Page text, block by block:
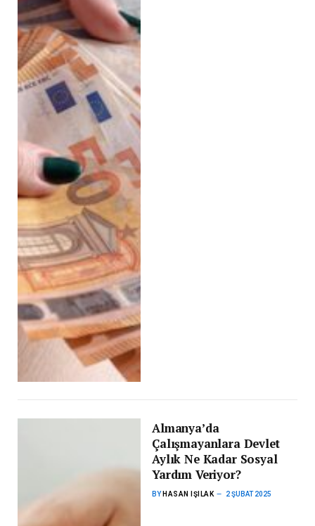
Almanya’da
Çalışmayanlara Devlet
Aylık Ne Kadar Sosyal
Yardım Veriyor?
BY HASAN IŞILAK 2 ŞUBAT 2025